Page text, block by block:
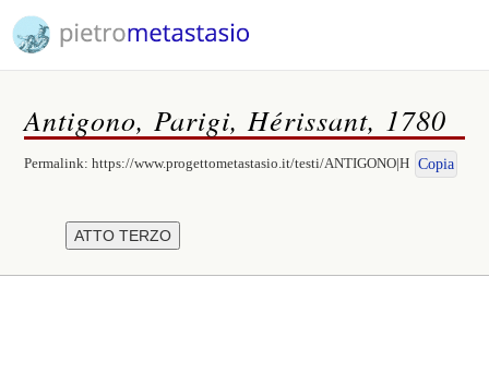
Antigono, Parigi, Hérissant, 1780
Permalink:https://www.progettometastasio.it/testi/ANTIGONO|H Copia